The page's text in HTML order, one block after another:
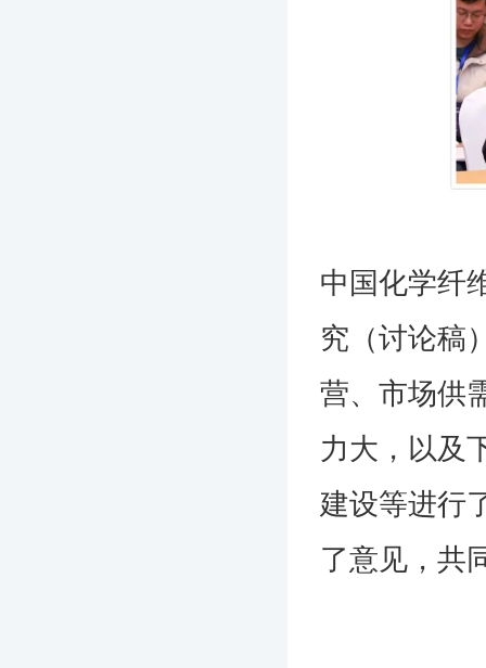
中国化学纤
究（讨论稿
营、市场供
力大，以及
建设等进行
了意见，共